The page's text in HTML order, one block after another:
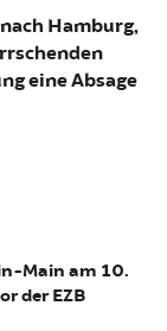
Hamburg,
eine Absage
Main am 10.
der EZB